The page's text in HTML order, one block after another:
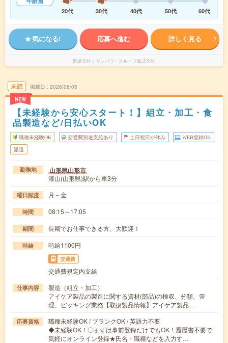
20代
30代 40代 50代 60代
気になる! 応募へ進む 詳しく見る
派遣会社 マンパワーグループ株式会社
未読
NEW
掲載日 2026/08/05
【未経験から安心スタート！】組立・加工・食
品製造など/日払いOK
職種未経験OK 交通費別途支給あり 土日祝日が休み WEB登録OK
派遣
勤務地 山形県山形市
漆山(山形県)駅から車3分
曜日頻度 月～金
時間 08:15～17:05
期間 長期でお仕事できる方、大歓迎！
時給 時給1100円
交通費
交通費規定内支給
仕事内容
製造（組立・加工）
アイケア製品の製造に関する資材(部品)の検収、分類、管
理、ピッキング業務【取扱製品情報】アイケア製品…
応募資格
職種未経験OK / ブランクOK / 英語力不要
◆未経験OK！〇まずは事前登録だけでもOK！履歴書不要で
気軽にオンライン登録★氏名・職種などを入力す…